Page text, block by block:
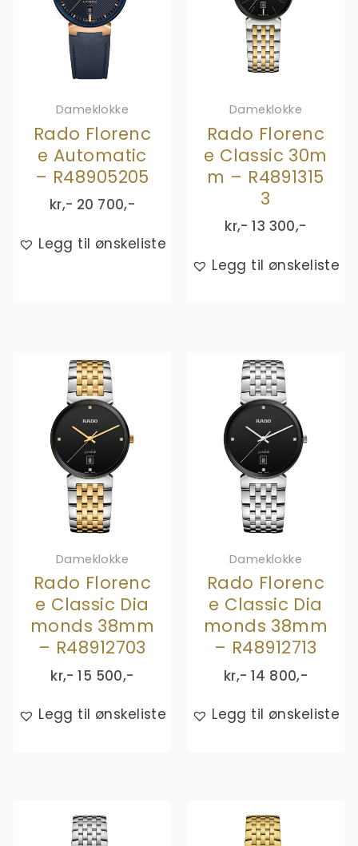
Dameklokke
Rado Florenc
e Automatic
– R48905205
kr,- 20 700,-
Legg til ønskeliste
Dameklokke
Rado Florenc
e Classic 30m
m – R4891315
3
kr,- 13 300,-
Legg til ønskeliste
Dameklokke
Rado Florenc
e Classic Dia
monds 38mm
– R48912703
kr,- 15 500,-
Legg til ønskeliste
Dameklokke
Rado Florenc
e Classic Dia
monds 38mm
– R48912713
kr,- 14 800,-
Legg til ønskeliste